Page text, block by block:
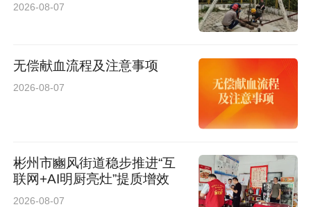
2026-08-07
无偿献血流程及注意事项
2026-08-07
彬州市豳风街道稳步推进“互
联网+AI明厨亮灶”提质增效
2026-08-07